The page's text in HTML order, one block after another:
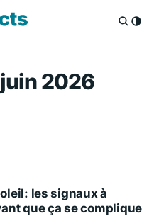
—
2026
les signaux à
que ça se complique